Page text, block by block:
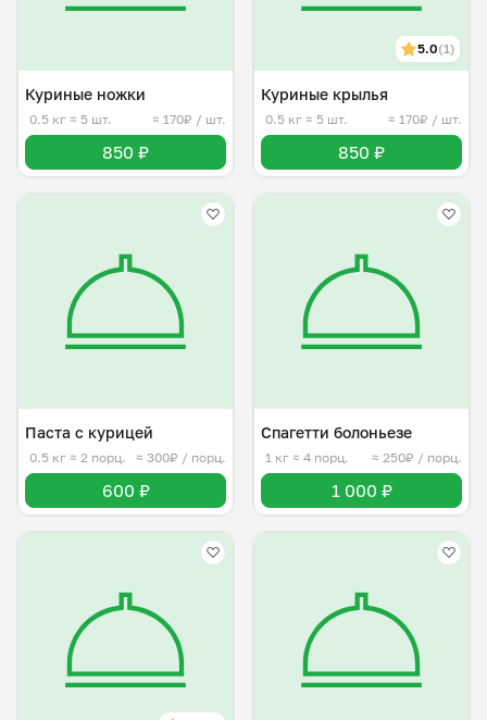
Куриные ножки
0.5 кг ≈ 5 шт. ≈ 170₽ / шт.
850 ₽
5.0(1)
Куриные крылья
0.5 кг ≈ 5 шт. ≈ 170₽ / шт.
850 ₽
Паста с курицей
0.5 кг ≈ 2 порц. ≈ 300₽ / порц.
600 ₽
Спагетти болоньезе
1 кг ≈ 4 порц. ≈ 250₽ / порц.
1 000 ₽